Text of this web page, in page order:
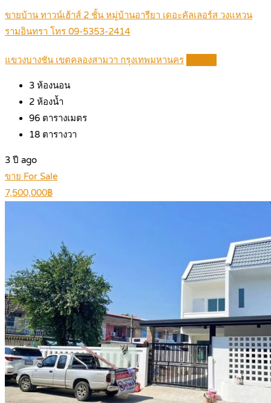
ขายบ้าน ทาวน์เฮ้าส์ 2 ชั้น หมู่บ้านอารียา เดอะคัลเลอร์ส วงแหวน
รามอินทรา โทร 09-5353-2414
แขวงบางชัน เขตคลองสามวา กรุงเทพมหานคร
3 ห้องนอน
2 ห้องน้ำ
96 ตารางเมตร
18 ตารางวา
3 ปี ago
ขาย For Sale
7,500,000฿